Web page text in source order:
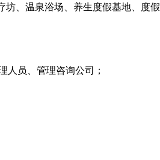
、温泉浴场、养生度假基地、度
人员、管理咨询公司；